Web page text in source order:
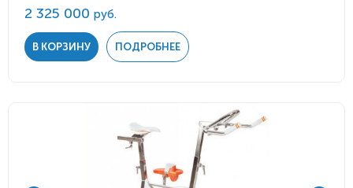
2 325 000 руб.
В КОРЗИНУ ПОДРОБНЕЕ